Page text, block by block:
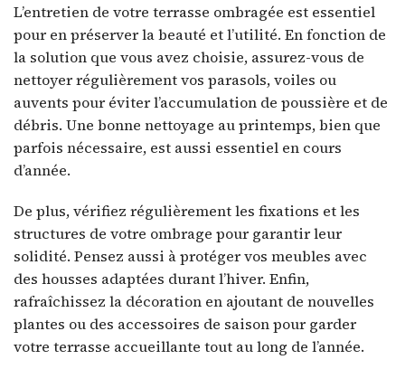
L’entretien de votre terrasse ombragée est essentiel
pour en préserver la beauté et l’utilité. En fonction de
la solution que vous avez choisie, assurez-vous de
nettoyer régulièrement vos parasols, voiles ou
auvents pour éviter l’accumulation de poussière et de
débris. Une bonne nettoyage au printemps, bien que
parfois nécessaire, est aussi essentiel en cours
d’année.
De plus, vérifiez régulièrement les fixations et les
structures de votre ombrage pour garantir leur
solidité. Pensez aussi à protéger vos meubles avec
des housses adaptées durant l’hiver. Enfin,
rafraîchissez la décoration en ajoutant de nouvelles
plantes ou des accessoires de saison pour garder
votre terrasse accueillante tout au long de l’année.